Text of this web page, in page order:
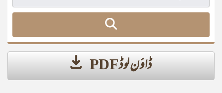
ڈاؤن لوڈ PDF